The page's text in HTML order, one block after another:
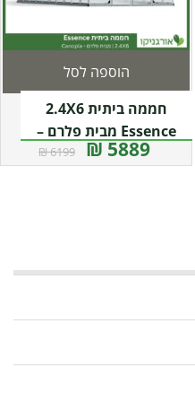
חממה ביתית 2.4X6
Essence מבית פלרם –
Canopia
5889 ₪
6199 ₪
הוספה לסל